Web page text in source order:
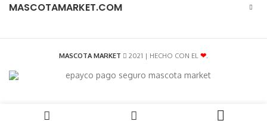
MASCOTAMARKET.COM
MASCOTA MARKET 2021 | HECHO CON EL ❤.